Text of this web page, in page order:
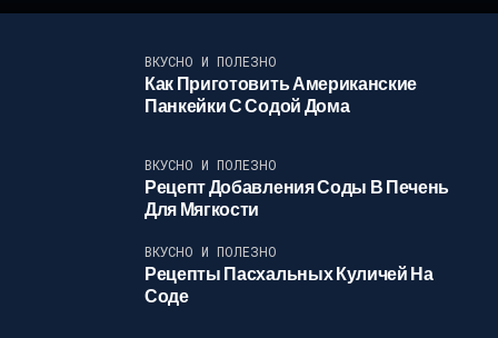
ВКУСНО И ПОЛЕЗНО
Как Приготовить Американские
Панкейки С Содой Дома
ВКУСНО И ПОЛЕЗНО
Рецепт Добавления Соды В Печень
Для Мягкости
ВКУСНО И ПОЛЕЗНО
Рецепты Пасхальных Куличей На
Соде